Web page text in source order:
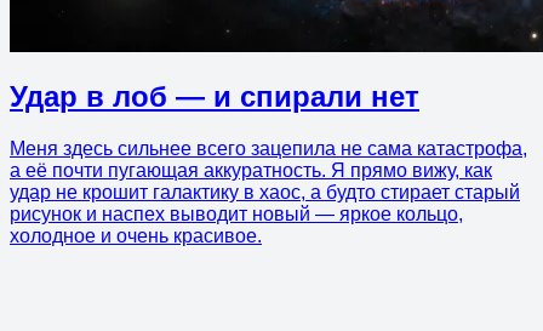
Удар в лоб — и спирали нет
Меня здесь сильнее всего зацепила не сама катастрофа,
а её почти пугающая аккуратность. Я прямо вижу, как
удар не крошит галактику в хаос, а будто стирает старый
рисунок и наспех выводит новый — яркое кольцо,
холодное и очень красивое.